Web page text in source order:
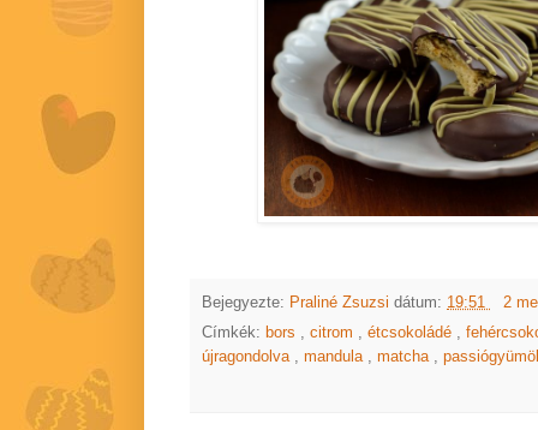
Bejegyezte: Praliné Zsuzsi dátum: 19:51
2
Címkék: bors , citrom , étcsokoládé ,
újragondolva , mandula , matcha ,